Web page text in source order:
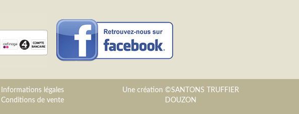
Informations légales
Conditions de vente
Une création ©SANTONS TRUFFIER
DOUZON